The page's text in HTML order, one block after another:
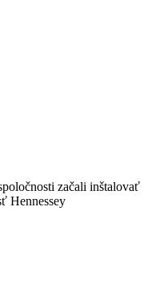
začali inštalovať
Hennessey